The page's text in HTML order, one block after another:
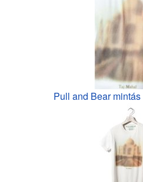
Pull and Bear